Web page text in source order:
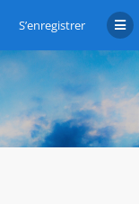
S’enregistrer